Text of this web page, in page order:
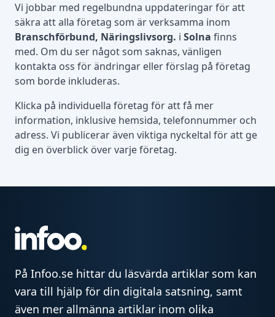
Vi jobbar med regelbundna uppdateringar för att
säkra att alla företag som är verksamma inom
Branschförbund, Näringslivsorg. i Solna finns
med. Om du ser något som saknas, vänligen
kontakta oss för ändringar eller förslag på företag
som borde inkluderas.
Klicka på individuella företag för att få mer
information, inklusive hemsida, telefonnummer och
adress. Vi publicerar även viktiga nyckeltal för att ge
dig en överblick över varje företag.
På Infoo.se hittar du läsvärda artiklar som kan
vara till hjälp för din digitala satsning, samt
även mer allmänna artiklar inom olika